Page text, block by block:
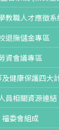
教職人才應徵系
退撫儲金專區
資會議專區
健康保護四大
員相關資源連結
福委會組成